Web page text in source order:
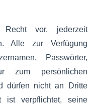
vor, jederzeit
Alle zur Verfügung
Passwörter,
zum persönlichen
dürfen nicht an Dritte
ist verpflichtet, seine